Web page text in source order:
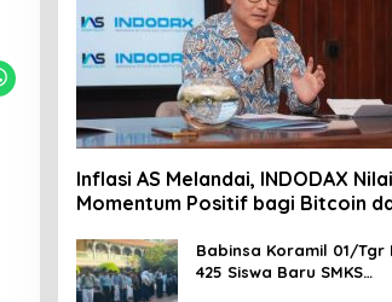
Inflasi AS Melandai, INDODAX Nilai
Momentum Positif bagi Bitcoin
Babinsa Koramil 01/Tgr
425 Siswa Baru SMKS